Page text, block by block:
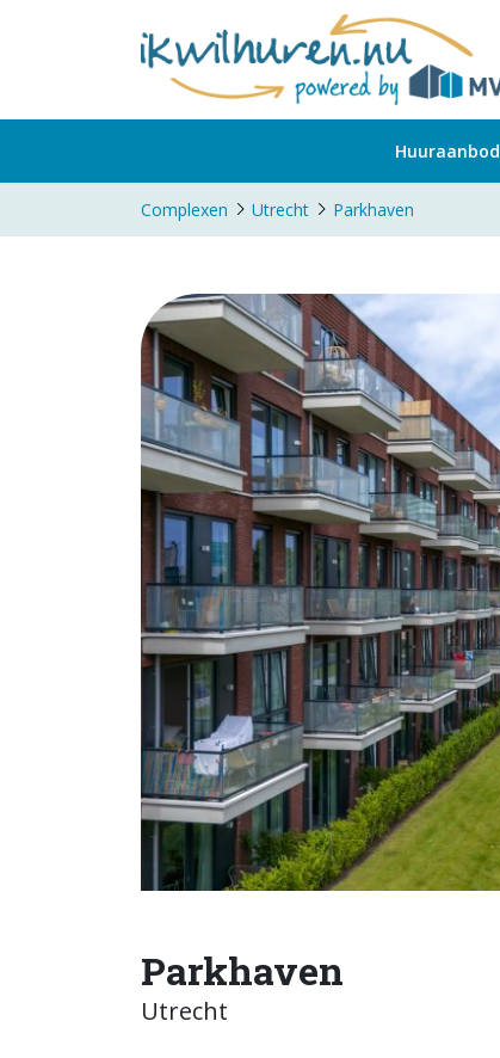
Huuraanbod
Complexen Utrecht Parkhaven
Parkhaven
Utrecht